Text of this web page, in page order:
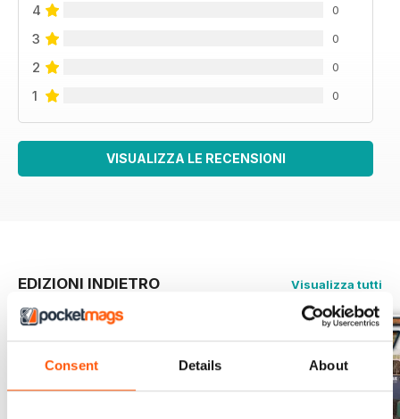
Consent Details About
4 0
3 0
2 0
1 0
VISUALIZZA LE RECENSIONI
EDIZIONI INDIETRO Visualizza tutti